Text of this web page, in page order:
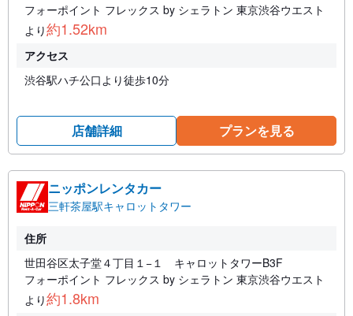
フォーポイント フレックス by シェラトン 東京渋谷ウエスト
より約1.52km
アクセス
渋谷駅ハチ公口より徒歩10分
店舗詳細 プランを見る
ニッポンレンタカー
三軒茶屋駅キャロットタワー
住所
世田谷区太子堂４丁目１−１ キャロットタワーB3F
フォーポイント フレックス by シェラトン 東京渋谷ウエスト
より約1.8km